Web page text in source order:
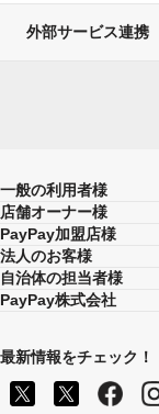
外部サービス連携
一般の利用者様
店舗オーナー様
PayPay加盟店様
法人のお客様
自治体の担当者様
PayPay株式会社
最新情報をチェック！